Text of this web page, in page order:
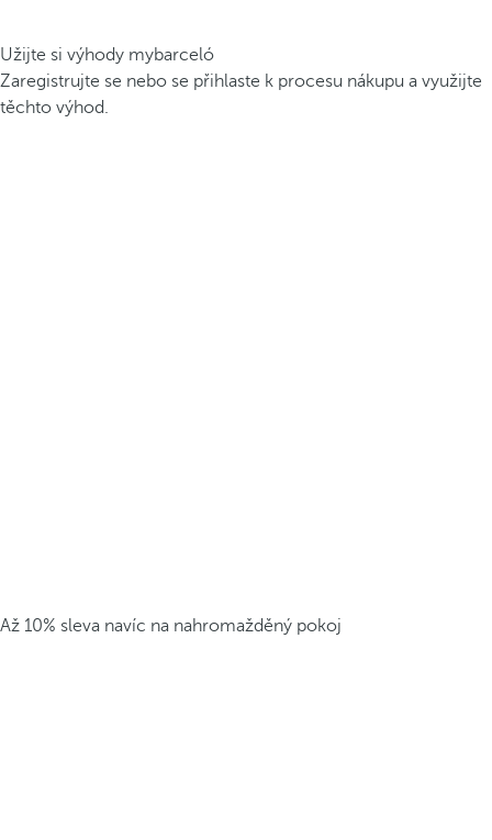
Užijte si výhody mybarceló
Zaregistrujte se nebo se přihlaste k procesu nákupu a využijte
těchto výhod.
Až 10% sleva navíc na nahromažděný pokoj